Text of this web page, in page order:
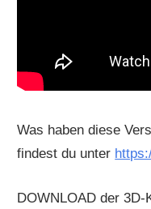
Was haben diese
findest du unter
DOWNLOAD der